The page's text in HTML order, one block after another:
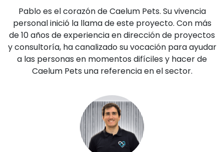
Pablo es el corazón de Caelum Pets. Su vivencia
personal inició la llama de este proyecto. Con más
de 10 años de experiencia en dirección de proyectos
y consultoría, ha canalizado su vocación para ayudar
a las personas en momentos difíciles y hacer de
Caelum Pets una referencia en el sector.